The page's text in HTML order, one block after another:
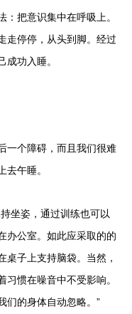
把意识集中在呼吸上。
走停停，从头到脚。经过
功入睡。
一个障碍，而且我们很难
去午睡。
坐姿，通过训练也可以
办公室。如此应采取的的
桌子上支持脑袋。当然，
惯在噪音中不受影响。
们的身体自动忽略。”